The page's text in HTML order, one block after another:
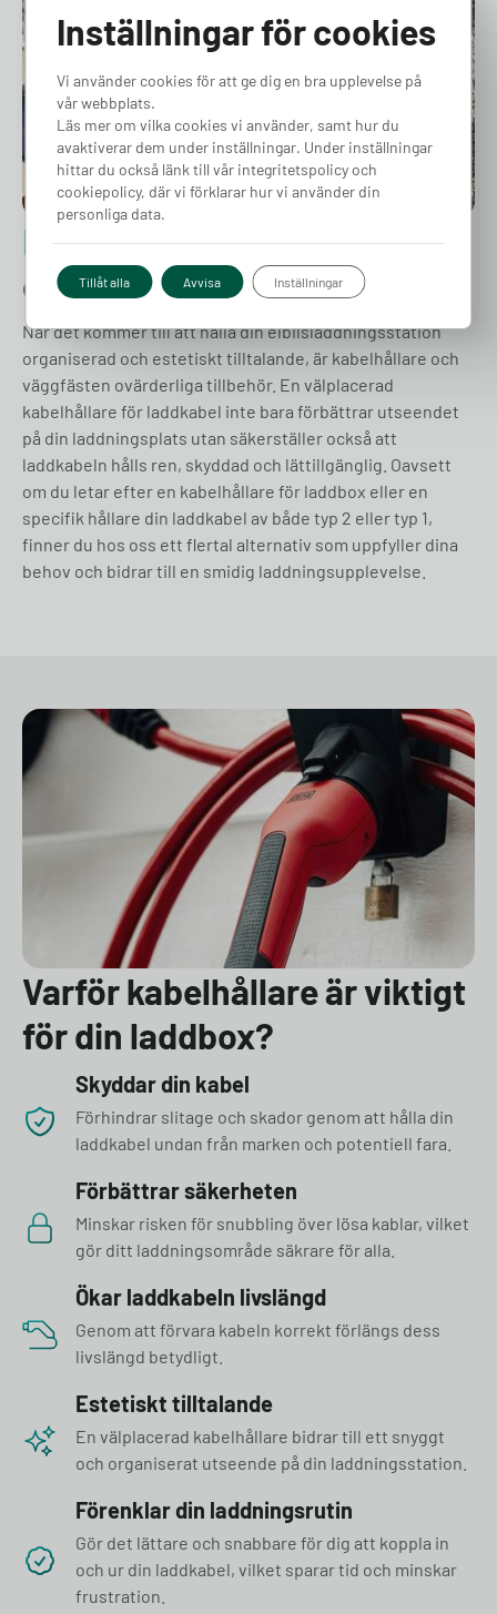
Kabelhållareför
elbilsladdaren
När det kommer till att hålla din elbilsladdningsstation
organiserad och estetiskt tilltalande, är kabelhållare och
väggfästen ovärderliga tillbehör. En välplacerad
kabelhållare för laddkabel inte bara förbättrar utseendet
på din laddningsplats utan säkerställer också att
laddkabeln hålls ren, skyddad och lättillgänglig. Oavsett
om du letar efter en kabelhållare för laddbox eller en
specifik hållare din laddkabel av både typ 2 eller typ 1,
finner du hos oss ett flertal alternativ som uppfyller dina
behov och bidrar till en smidig laddningsupplevelse.
Varför kabelhållare är viktigt
för din laddbox?
Skyddar din kabel
Förhindrar slitage och skador genom att hålla din
laddkabel undan från marken och potentiell fara.
Förbättrar säkerheten
Minskar risken för snubbling över lösa kablar, vilket
gör ditt laddningsområde säkrare för alla.
Ökar laddkabeln livslängd
Genom att förvara kabeln korrekt förlängs dess
livslängd betydligt.
Estetiskt tilltalande
En välplacerad kabelhållare bidrar till ett snyggt
och organiserat utseende på din laddningsstation.
Förenklar din laddningsrutin
Gör det lättare och snabbare för dig att koppla in
och ur din laddkabel, vilket sparar tid och minskar
frustration.
Inställningar för cookies
Vi använder cookies för att ge dig en bra upplevelse på
vår webbplats.
Läs mer om vilka cookies vi använder, samt hur du
avaktiverar dem under inställningar. Under inställningar
hittar du också länk till vår integritetspolicy och
cookiepolicy, där vi förklarar hur vi använder din
personliga data.
Tillåt alla Avvisa Inställningar